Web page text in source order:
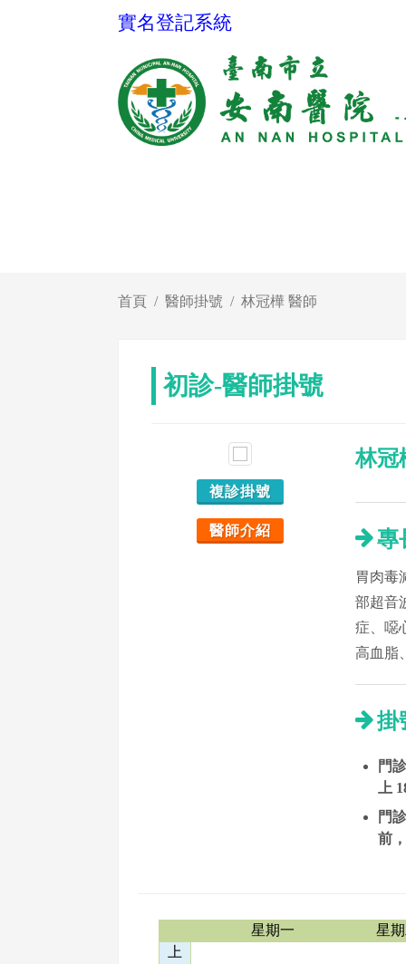
實名登記系統
首頁 醫師掛號 林冠樺 醫師
初診-醫師掛號
複診掛號
醫師介紹
林冠
專
胃肉毒
部超音
症、噁
高血脂
掛
門
上
門
前